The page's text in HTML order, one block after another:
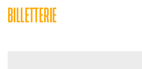
BILLETTERIE